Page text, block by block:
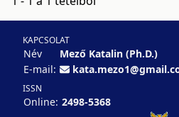
KAPCSOLAT
Név
Mező Katalin (Ph.D.)
E-mail:
ISSN
Online: 2498-5368